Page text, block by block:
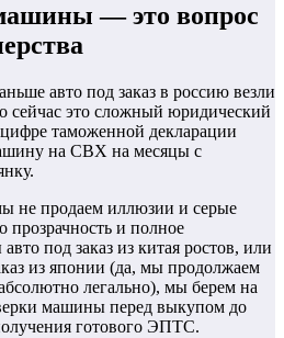
— это вопрос
авто под заказ в россию везли
сейчас это сложный юридический
таможенной декларации
на СВХ на месяцы с
не продаем иллюзии и серые
и полное
под заказ из китая ростов, или
из японии (да, мы продолжаем
легально), мы берем на
машины перед выкупом до
готового ЭПТС.